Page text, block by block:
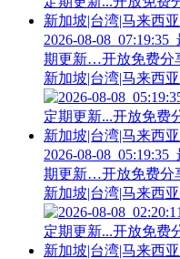
2026-08-
期更新…开放免费分
新加坡|台湾|马来西
2026-08-
期更新…开放免费分
新加坡|台湾|马来西